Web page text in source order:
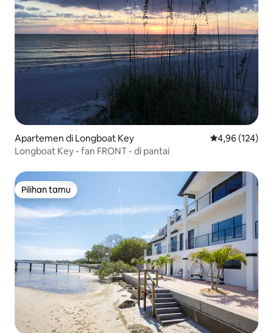
Apartemen di Longboat Key Nilai rata-rata
4,96 (124)
Longboat Key - fan FRONT - di pantai
Pilihan tamu
Pilihan tamu